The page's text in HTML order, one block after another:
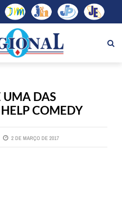
UMA DAS
COMEDY
2 DE MARÇO DE 2017